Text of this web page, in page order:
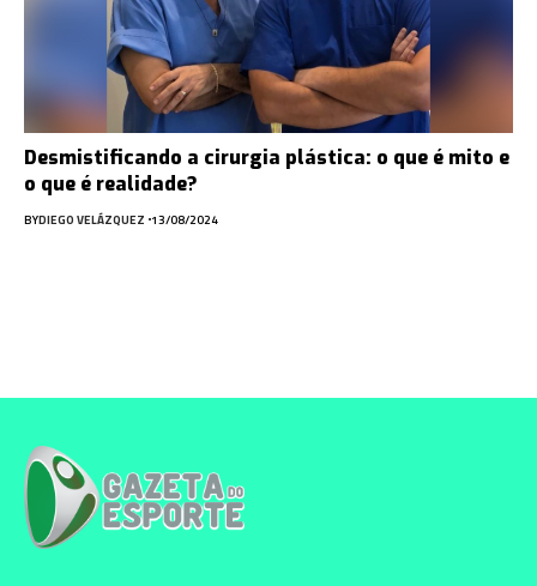
Desmistificando a cirurgia plástica: o que é mito e
o que é realidade?
BYDIEGO VELÁZQUEZ 13/08/2024